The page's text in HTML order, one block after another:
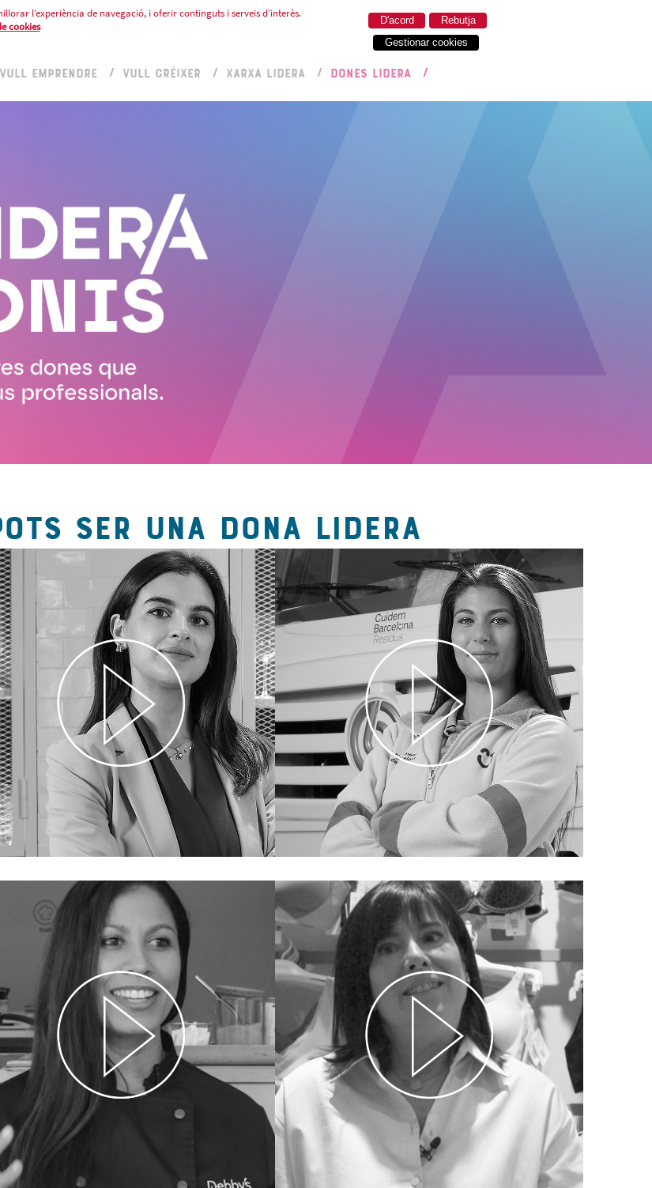
l’experiència de navegació, i oferir continguts i serveis d’interès.
cookies Rebutja
D'acord
Gestionar cookies
VULL EMPRENDRE VULL CRÉIXER XARXA LIDERA DONES LIDERA
SER UNA DONA LIDERA